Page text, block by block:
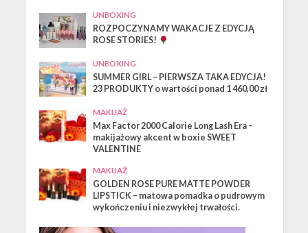
UNBOXING
ROZPOCZYNAMY WAKACJE Z EDYCJĄ
ROSE STORIES!
UNBOXING
SUMMER GIRL – PIERWSZA TAKA EDYCJA!
23 PRODUKTY o wartości ponad 1 460,00 zł
MAKIJAŻ
Max Factor 2000 Calorie Long Lash Era –
makijażowy akcent w boxie SWEET
VALENTINE
MAKIJAŻ
GOLDEN ROSE PURE MATTE POWDER
LIPSTICK – matowa pomadka o pudrowym
wykończeniu i niezwykłej trwałości.